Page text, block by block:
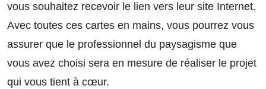
vous souhaitez recevoir le lien vers leur site Internet.
Avec toutes ces cartes en mains, vous pourrez vous
assurer que le professionnel du paysagisme que
vous avez choisi sera en mesure de réaliser le projet
qui vous tient à cœur.